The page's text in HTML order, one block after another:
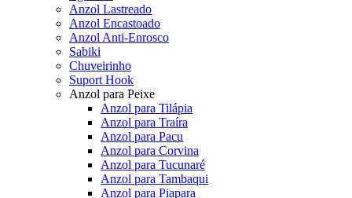
Anzol Lastreado
Anzol Encastoado
Anzol Anti-Enrosco
Sabiki
Chuveirinho
Suport Hook
Anzol para Peixe
Anzol para Tilápia
Anzol para Traíra
Anzol para Pacu
Anzol para Corvina
Anzol para Tucunaré
Anzol para Tambaqui
Anzol para Piapara